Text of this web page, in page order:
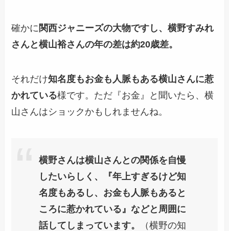
確かに関西ジャニーズの大物ですし、横野すみれ
さんと横山裕さんの年の差は約20歳差。
それだけ知名度もお金も人脈もある横山さんに惹
かれている様です。ただ『お金』と聞いたら、横
山さんはショックかもしれませんね。
横野さんは横山さんとの関係を自慢
したいらしく、
『年上すぎるけど知
名度もあるし、お金も人脈もあると
ころに惹かれている』などと周囲に
話してしまっています。
（横野の知